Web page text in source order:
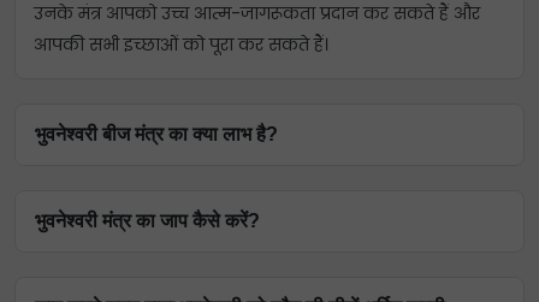
उनके मंत्र आपको उच्च आत्म-जागरूकता प्रदान कर सकते हैं और
आपकी सभी इच्छाओं को पूरा कर सकते हैं।
भुवनेश्वरी बीज मंत्र का क्या लाभ है?
कहा जाता है कि यह मन, शरीर और आत्मा को शुद्ध करता है और
अंतर्ज्ञान, आंतरिक शक्ति को बढ़ाने और धन को आकर्षित करने के
भुवनेश्वरी मंत्र का जाप कैसे करें?